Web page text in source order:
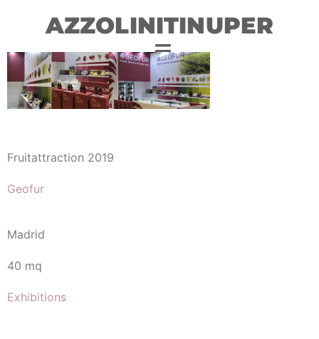
AZZOLINITINUPER
Fruitattraction 2019
Geofur
Madrid
40 mq
Exhibitions